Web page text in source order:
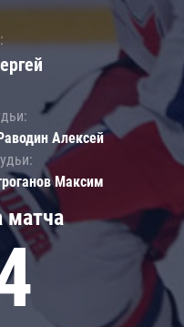
матча
Алексей
Максим